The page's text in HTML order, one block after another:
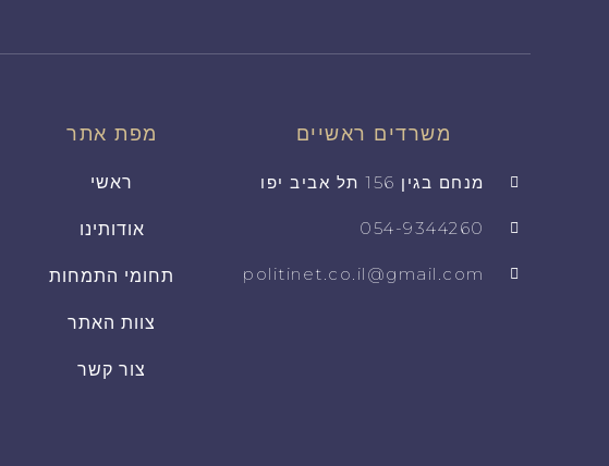
משרדים ראשיים
מנחם בגין 156 תל אביב יפו
054-9344260
politinet.co.il@gmail.com
מפת אתר
ראשי
אודותינו
תחומי התמחות
צוות האתר
צור קשר